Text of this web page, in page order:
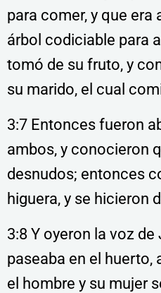
para comer, y que era
árbol codiciable para
tomó de su fruto, y
su marido, el cual
3:7 Entonces fueron
ambos, y conocieron
desnudos; entonces
higuera, y se hicieron
3:8 Y oyeron la voz
paseaba en el huerto,
el hombre y su mujer